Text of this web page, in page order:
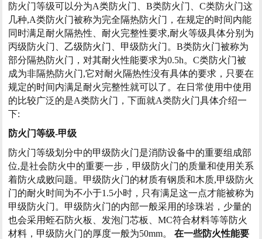
防火门等级可以分为A类防火门、B类防火门、C类防火门这
几种,A类防火门被称为完全隔热防火门，在规定的时间内能
同时满足耐火隔热性、耐火完整性要求,耐火等级具体分别为
丙级防火门、 乙级防火门
、甲级防火门。B类防火门被称为
部分隔热防火门，对其耐火性能要求为0.5h。C类防火门被
成为非隔热防火门,它对耐火隔热性没有具体的要求，只要在
规定的时间内满足耐火完整性就可以了。在日常使用中使用
的比较广泛的是A类防火门，下面就A类防火门具体介绍一
下:
防火门等级-甲级
防火门等级划分中的甲级防火门是消防设备中的重要组成部
位,是社会防火中的重要一步，甲级防火门的质量和使用关系
着防火成败问题。甲级防火门的材质有钢质和木质,甲级防火
门的耐火时间为不小于1.5小时，只有满足这一点才能被称为
甲级防火门。甲级防火门的内部一般采用的珍珠岩，少量的
也会采用蛭石防火板、发泡门芯板、MC符合材料等等防火
材料，甲级防火门的厚度一般为50mm。
在一些防火性能要